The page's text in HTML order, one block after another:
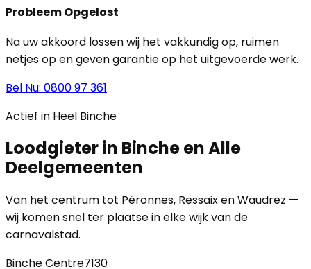
Probleem Opgelost
Na uw akkoord lossen wij het vakkundig op, ruimen
netjes op en geven garantie op het uitgevoerde werk.
Bel Nu: 0800 97 361
Actief in Heel Binche
Loodgieter in Binche en Alle
Deelgemeenten
Van het centrum tot Péronnes, Ressaix en Waudrez —
wij komen snel ter plaatse in elke wijk van de
carnavalstad.
Binche Centre7130